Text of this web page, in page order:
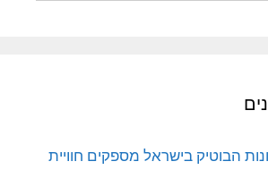
הבוטיק בישראל מספקים חוויית